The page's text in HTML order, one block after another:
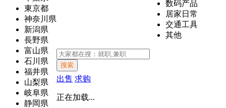
東京都
神奈川県
新潟県
長野県
富山県
石川県
福井県
山梨県
岐阜県
静岡県
数码产品
居家日常
交通工具
其他
搜索
出售 求购
正在加载...